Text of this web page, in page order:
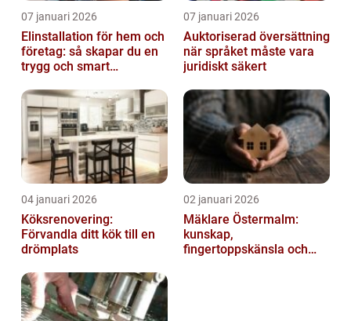
07 januari 2026
Elinstallation för hem och
företag: så skapar du en
trygg och smart
07 januari 2026
Auktoriserad översättning
när språket måste vara
juridiskt säkert
04 januari 2026
Köksrenovering:
Förvandla ditt kök till en
drömplats
02 januari 2026
Mäklare Östermalm:
kunskap,
fingertoppskänsla och